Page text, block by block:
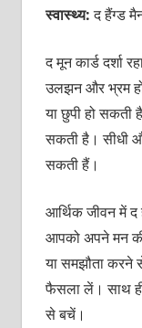
स्वास्थ्य:द हैंग्ड
द मून कार्ड दर्शा
उलझन और भ्रम
या छुपी हो
सकती है। सीधी
सकती हैं।
आर्थिक जीवन में द
आपको अपने मन
या समझौता
फैसला लें। साथ
से बचें।